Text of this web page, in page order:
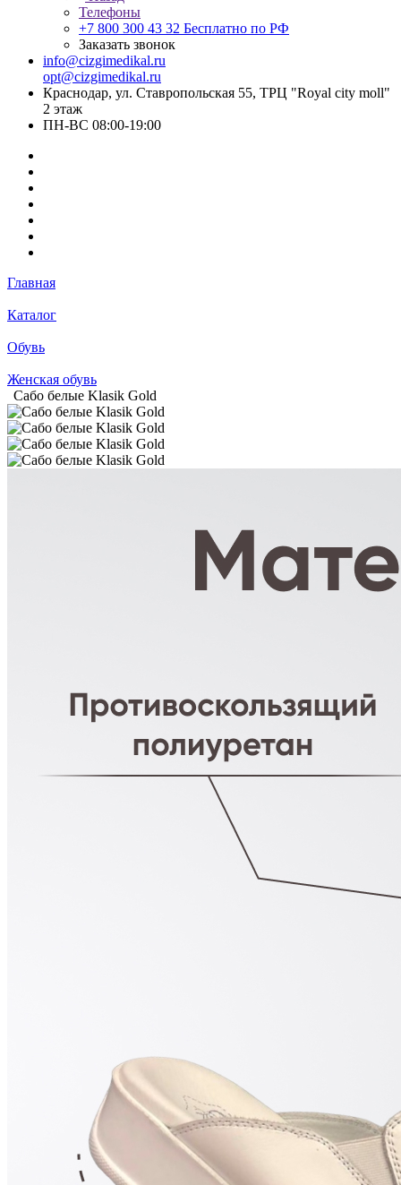
Телефоны
+7 800 300 43 32 Бесплатно по РФ
Заказать звонок
info@cizgimedikal.ru
opt@cizgimedikal.ru
Краснодар, ул. Ставропольская 55, ТРЦ "Royal city moll"
2 этаж
ПН-ВС 08:00-19:00
Главная
Каталог
Обувь
Женская обувь
Сабо белые Klasik Gold